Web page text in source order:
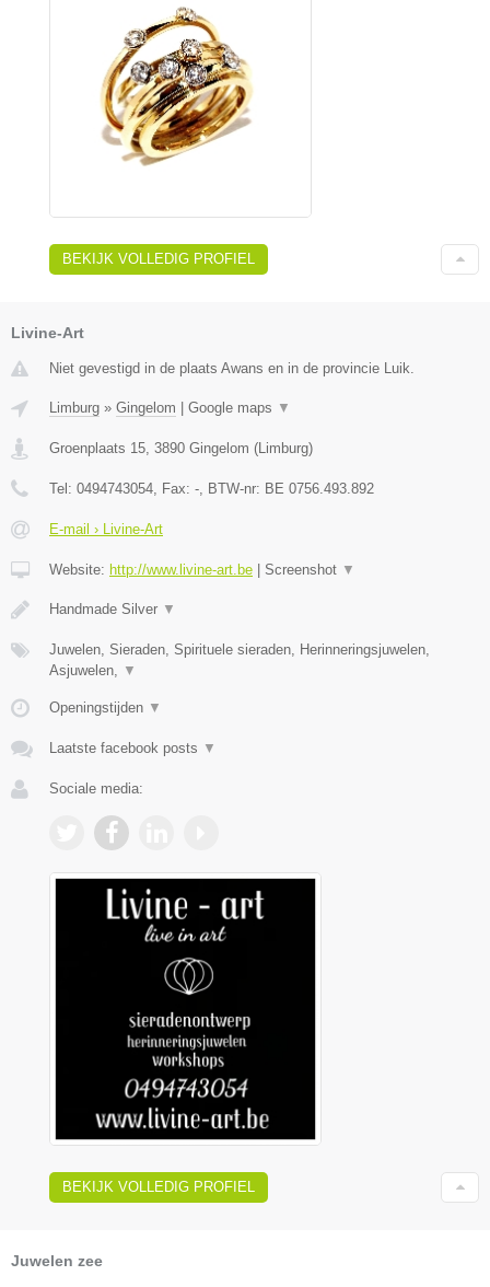
BEKIJK VOLLEDIG PROFIEL
Livine-Art
Niet gevestigd in de plaats Awans en in de provincie Luik.
Limburg » Gingelom Google maps ▼
Groenplaats 15, 3890 Gingelom (Limburg)
Tel: 0494743054, Fax: -, BTW-nr: BE 0756.493.892
E-mail › Livine-Art
Website: http://www.livine-art.be Screenshot ▼
Handmade Silver ▼
Juwelen, Sieraden, Spirituele sieraden, Herinneringsjuwelen,
Asjuwelen, ▼
Openingstijden ▼
Laatste facebook posts ▼
Sociale media:
BEKIJK VOLLEDIG PROFIEL
Juwelen zee